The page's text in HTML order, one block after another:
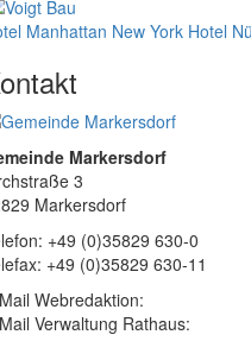
Manhattan New York Hotel
Markersdorf
3
Markersdorf
+49 (0)35829 630-0
+49 (0)35829 630-11
Webredaktion:
Verwaltung Rathaus: